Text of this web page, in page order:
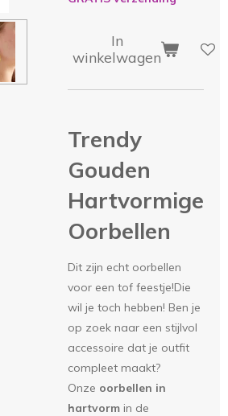
In
winkelwagen
Trendy
Gouden
Hartvormige
Oorbellen
Dit zijn echt oorbellen
voor een tof feestje!Die
wil je toch hebben! Ben je
op zoek naar een stijlvol
accessoire dat je outfit
compleet maakt?
Onze oorbellen in
hartvorm in de